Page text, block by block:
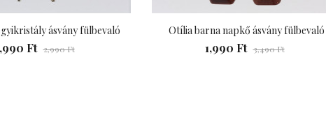
ásvány fülbevaló
Ft 2,990 Ft
Otília barna napkő ásvány fülbevaló
1,990 Ft 3,490 Ft